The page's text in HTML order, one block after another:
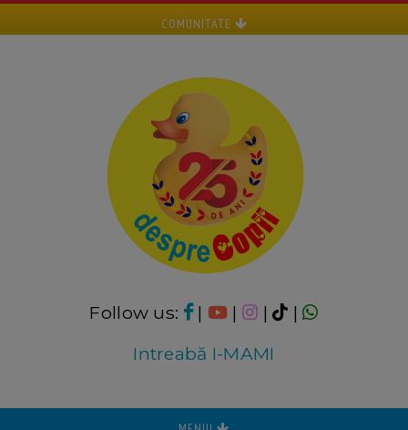
COMUNITATE
Follow us: | | |
|
Intreabă I-MAMI